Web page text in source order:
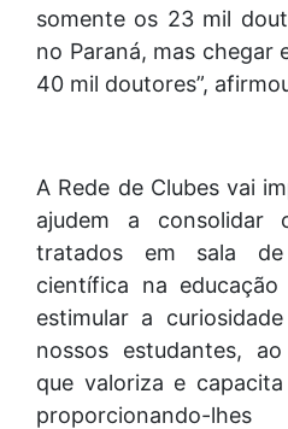
somente os 23 mil
no Paraná, mas chegar
40 mil doutores”,
A Rede de Clubes vai
ajudem a consolidar
tratados em sala
científica na
estimular a
nossos estudantes,
que valoriza e